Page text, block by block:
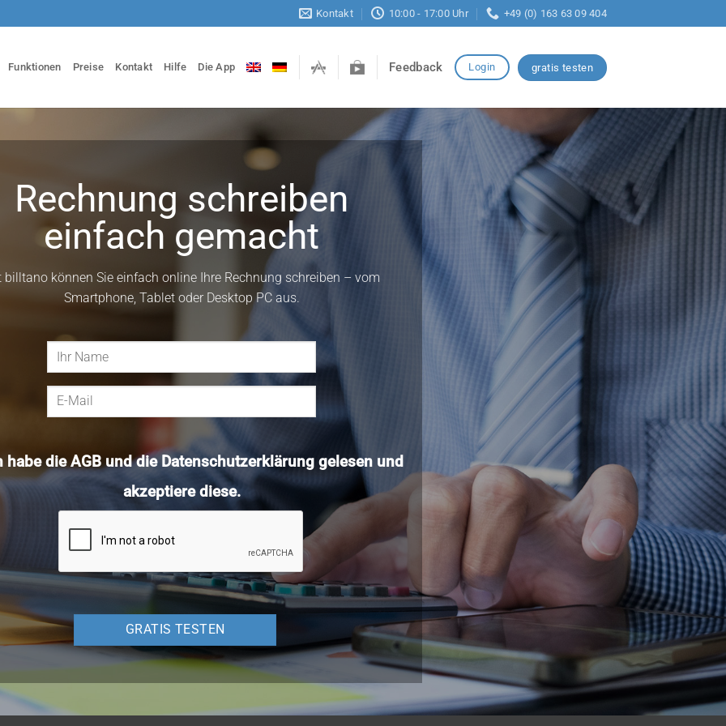
Kontakt 10:00 - 17:00 Uhr +49 (0) 163 63 09 404
Funktionen Preise Kontakt Hilfe Die App Feedback Login gratis testen
Rechnung schreiben
einfach gemacht
billtano können Sie einfach online Ihre Rechnung schreiben – vom
Smartphone, Tablet oder Desktop PC aus.
habe dieAGBund die Datenschutzerklärunggelesen und
akzeptiere diese.